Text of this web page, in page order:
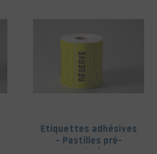
Etiquettes adhésives
- Pastilles pré-